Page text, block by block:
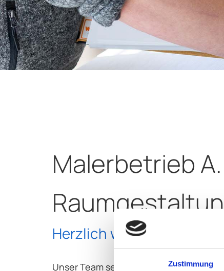
Zustimmung
Malerbetrieb
Herzlich willkommen!
Unser Team setzt Ihre Wünsche und